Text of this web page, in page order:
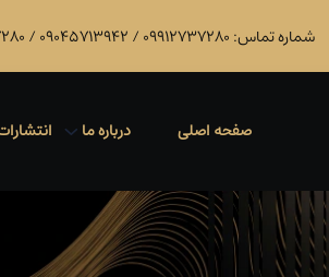
شماره تماس: 09912737280 / 09045713942 / 09372737280
صفحه اصلی درباره ما